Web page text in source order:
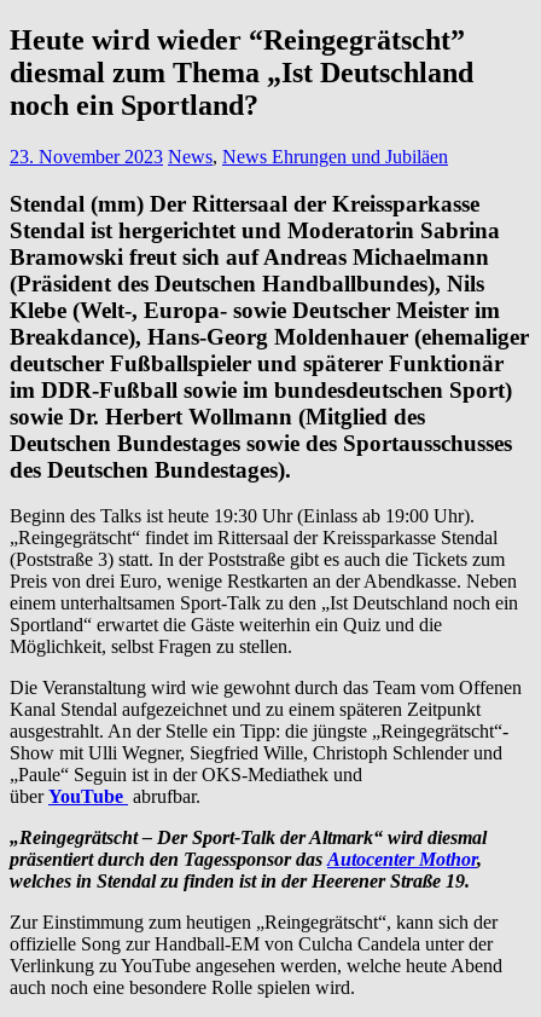
Heute wird wieder “Reingegrätscht”
diesmal zum Thema „Ist Deutschland
noch ein Sportland?
23. November 2023 News, News Ehrungen und Jubiläen
Stendal (mm) Der Rittersaal der Kreissparkasse
Stendal ist hergerichtet und Moderatorin Sabrina
Bramowski freut sich auf Andreas Michaelmann
(Präsident des Deutschen Handballbundes), Nils
Klebe (Welt-, Europa- sowie Deutscher Meister im
Breakdance), Hans-Georg Moldenhauer (ehemaliger
deutscher Fußballspieler und späterer Funktionär
im DDR-Fußball sowie im bundesdeutschen Sport)
sowie Dr. Herbert Wollmann (Mitglied des
Deutschen Bundestages sowie des Sportausschusses
des Deutschen Bundestages).
Beginn des Talks ist heute 19:30 Uhr (Einlass ab 19:00 Uhr).
„Reingegrätscht“ findet im Rittersaal der Kreissparkasse Stendal
(Poststraße 3) statt. In der Poststraße gibt es auch die Tickets zum
Preis von drei Euro, wenige Restkarten an der Abendkasse. Neben
einem unterhaltsamen Sport-Talk zu den „Ist Deutschland noch ein
Sportland“ erwartet die Gäste weiterhin ein Quiz und die
Möglichkeit, selbst Fragen zu stellen.
Die Veranstaltung wird wie gewohnt durch das Team vom Offenen
Kanal Stendal aufgezeichnet und zu einem späteren Zeitpunkt
ausgestrahlt. An der Stelle ein Tipp: die jüngste „Reingegrätscht“-
Show mit Ulli Wegner, Siegfried Wille, Christoph Schlender und
„Paule“ Seguin ist in der OKS-Mediathek und
überYouTube abrufbar.
„Reingegrätscht – Der Sport-Talk der Altmark“ wird diesmal
präsentiert durch den Tagessponsor das Autocenter Mothor,
welches in Stendal zu finden ist in der Heerener Straße 19.
Zur Einstimmung zum heutigen „Reingegrätscht“, kann sich der
offizielle Song zur Handball-EM von Culcha Candela unter der
Verlinkung zu YouTube angesehen werden, welche heute Abend
auch noch eine besondere Rolle spielen wird.